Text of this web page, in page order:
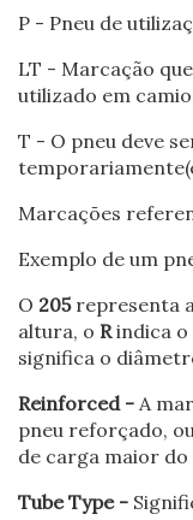
P - Pneu de
LT - Marcação
utilizado em
T - O pneu deve
Marcações
Exemplo de um
O 205representa
altura, o Rindica o
significa o
Reinforced - A
pneu reforçado,
de carga maior
Tube Type -